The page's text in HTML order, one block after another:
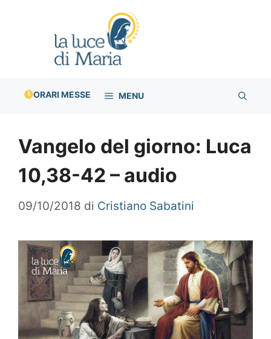
ORARI MESSE MENU
Vangelo del giorno: Luca
10,38-42 – audio
09/10/2018 di Cristiano Sabatini